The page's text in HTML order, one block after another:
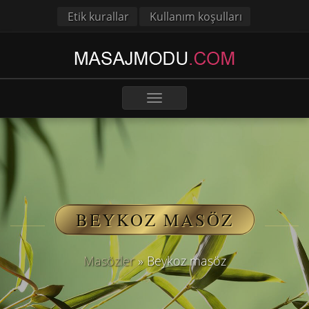
Etik kurallar Kullanım koşulları
Toggle
navigation
BEYKOZ MASÖZ
Masözler»Beykoz masöz